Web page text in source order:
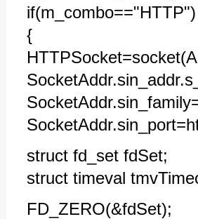
{
struct fd_set fdSet;
struct timeval
FD_ZERO(&fdSet);